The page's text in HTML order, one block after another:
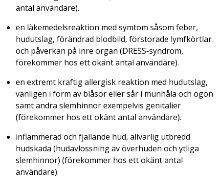
antal användare).
en läkemedelsreaktion med symtom såsom feber,
hudutslag, förändrad blodbild, förstorade lymfkörtlar
och påverkan på inre organ (DRESS-syndrom,
förekommer hos ett okänt antal användare).
en extremt kraftig allergisk reaktion med hudutslag,
vanligen i form av blåsor eller sår i munhåla och ögon
samt andra slemhinnor exempelvis genitalier
(förekommer hos ett okänt antal användare).
inflammerad och fjällande hud, allvarlig utbredd
hudskada (hudavlossning av överhuden och ytliga
slemhinnor) (förekommer hos ett okänt antal
användare).